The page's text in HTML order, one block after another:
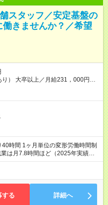
スタッフ／安定基盤の
きませんか？／希望
） 大卒以上／月給231，000円～
000円～310，000円 ★エリア
県、岐阜県、群馬県、茨城県 月1
保持者への月1万円支給を含む（実
給） ※ただし、短時間勤務・早番
＝＝＝＝＝
で収入アップ！ 職務内容に応じて
く役職に就いた時点で年収がUPす
入社3年目で店長に就いています。
時間 1ヶ月単位の変形労働時間制
は月7.8時間ほど（2025年実績）
～22時 ※勤務時間は店舗により異
（週平均40時間以内） ★残業は月
22
フト例＞ 早番：8
する 詳細へ